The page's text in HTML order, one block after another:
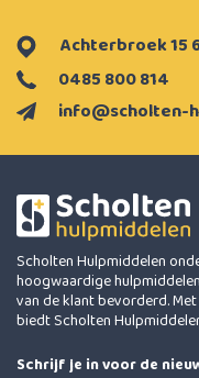
info@scholten-
0485 800 814
Achterbroek 15
Scholten Hulpmiddelen
hoogwaardige
van de klant bevorderd.
biedt Scholten
Schrijf je in voor de